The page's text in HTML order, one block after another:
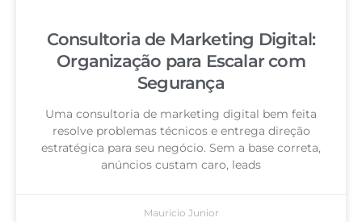
Consultoria de Marketing Digital:
Organização para Escalar com
Segurança
Uma consultoria de marketing digital bem feita
resolve problemas técnicos e entrega direção
estratégica para seu negócio. Sem a base correta,
anúncios custam caro, leads
Mauricio Junior